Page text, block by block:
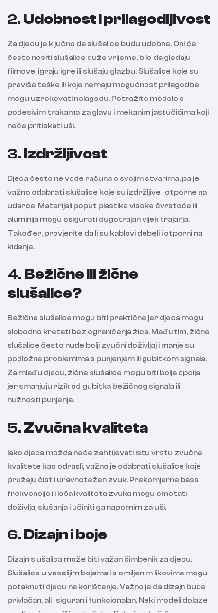
2. Udobnost i prilagodljivost
Za djecu je ključno da slušalice budu udobne. Oni će
često nositi slušalice duže vrijeme, bilo da gledaju
filmove, igraju igre ili slušaju glazbu. Slušalice koje su
previše teške ili koje nemaju mogućnost prilagodbe
mogu uzrokovati nelagodu. Potražite modele s
podesivim trakama za glavu i mekanim jastučićima koji
neće pritiskati uši.
3. Izdržljivost
Djeca često ne vode računa o svojim stvarima, pa je
važno odabrati slušalice koje su izdržljive i otporne na
udarce. Materijali poput plastike visoke čvrstoće ili
aluminija mogu osigurati dugotrajan vijek trajanja.
Također, provjerite da li su kablovi debeli i otporni na
kidanje.
4. Bežične ili žične
slušalice?
Bežične slušalice mogu biti praktične jer djeca mogu
slobodno kretati bez ograničenja žica. Međutim, žične
slušalice često nude bolji zvučni doživljaj i manje su
podložne problemima s punjenjem ili gubitkom signala.
Za mlađu djecu, žične slušalice mogu biti bolja opcija
jer smanjuju rizik od gubitka bežičnog signala ili
nužnosti punjenja.
5. Zvučna kvaliteta
Iako djeca možda neće zahtijevati istu vrstu zvučne
kvalitete kao odrasli, važno je odabrati slušalice koje
pružaju čist i uravnotežen zvuk. Prekomjerne bass
frekvencije ili loša kvaliteta zvuka mogu ometati
doživljaj slušanja i učiniti ga napornim za uši.
6. Dizajn i boje
Dizajn slušalica može biti važan čimbenik za djecu.
Slušalice u veselijim bojama i s omiljenim likovima mogu
potaknuti djecu na korištenje. Važno je da dizajn bude
privlačan, ali i siguran i funkcionalan. Neki modeli dolaze